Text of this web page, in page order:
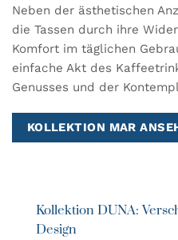
Neben der ästhetischen
die Tassen durch ihre
Komfort im täglichen
einfache Akt des
Genusses und der
KOLLEKTION MAR
Kollektion DUNA:
Design